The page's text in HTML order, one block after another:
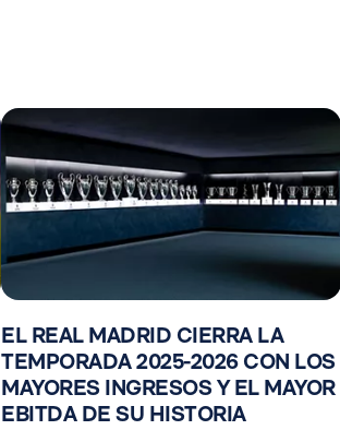
EL REAL MADRID CIERRA LA
TEMPORADA 2025-2026 CON LOS
MAYORES INGRESOS Y EL MAYOR
EBITDA DE SU HISTORIA